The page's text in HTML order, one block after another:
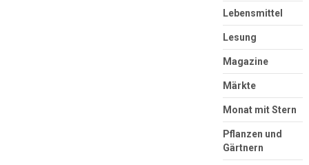
Lebensmittel
Lesung
Magazine
Märkte
Monat mit Stern
Pflanzen und
Gärtnern